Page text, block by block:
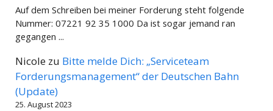
Auf dem Schreiben bei meiner Forderung steht folgende
Nummer: 07221 92 35 1000 Da ist sogar jemand ran
gegangen ...
Nicole zu Bitte melde Dich: „Serviceteam
Forderungsmanagement“ der Deutschen Bahn
(Update)
25. August 2023